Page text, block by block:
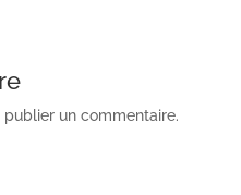
publier un commentaire.